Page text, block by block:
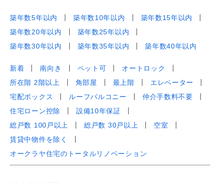
築年数5年以内 築年数10年以内
築年数15年以内
築年数20年以内
築年数25年以内
築年数30年以内
築年数35年以内 築年数40年以内
新着 南向き ペット可
オートロック
所在階 2階以上
角部屋 最上階
エレベーター
宅配ボックス
ルーフバルコニー
仲介手数料不要
住宅ローン控除
設備10年保証
総戸数 100戸以上
総戸数 30戸以上
空室
賃貸中物件を除く
オークラヤ住宅のトータルリノベーション